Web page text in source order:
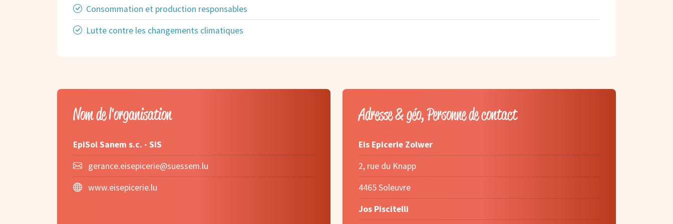
Consommation et production responsables
Lutte contre les changements climatiques
Nom de l'organisation
EpiSol Sanem s.c. - SIS
gerance.eisepicerie@suessem.lu
www.eisepicerie.lu
Adresse & géo, Personne de contact
Eis Epicerie Zolwer
2, rue du Knapp
4465 Soleuvre
Jos Piscitelli